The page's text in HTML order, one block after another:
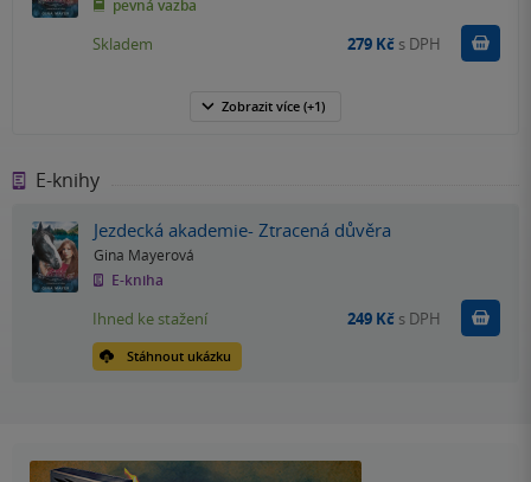
pevná vazba
Skladem 279 Kč s DPH
Zobrazit více (+1)
E-knihy
Jezdecká akademie- Ztracená důvěra
Gina Mayerová
E-kniha
Stáhnout ukázku
Ihned ke stažení 249 Kč s DPH Koupit